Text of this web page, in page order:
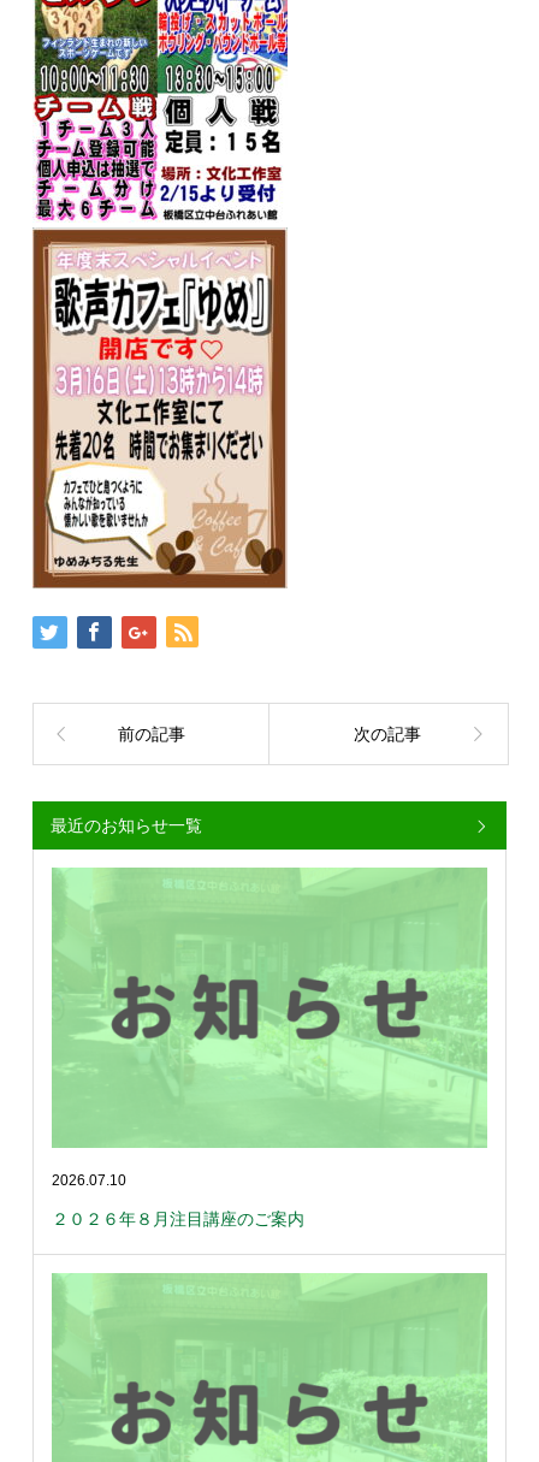
前の記事 次の記事
最近のお知らせ一覧
2026.07.10
２０２６年８月注目講座のご案内